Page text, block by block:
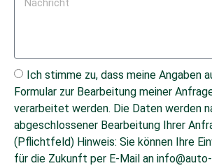
Ich stimme zu, dass meine Angaben
Formular zur Bearbeitung meiner
verarbeitet werden. Die Daten werden
abgeschlossener Bearbeitung Ihrer
(Pflichtfeld) Hinweis: Sie können Ihre
für die Zukunft per E-Mail an